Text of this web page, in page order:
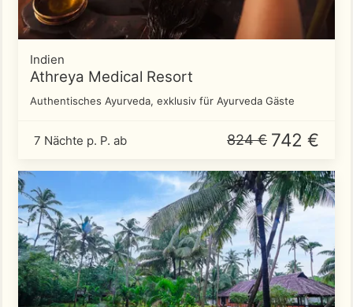
Indien
Athreya Medical Resort
Authentisches Ayurveda, exklusiv für Ayurveda Gäste
7 Nächte p. P. ab 824 € 742 €